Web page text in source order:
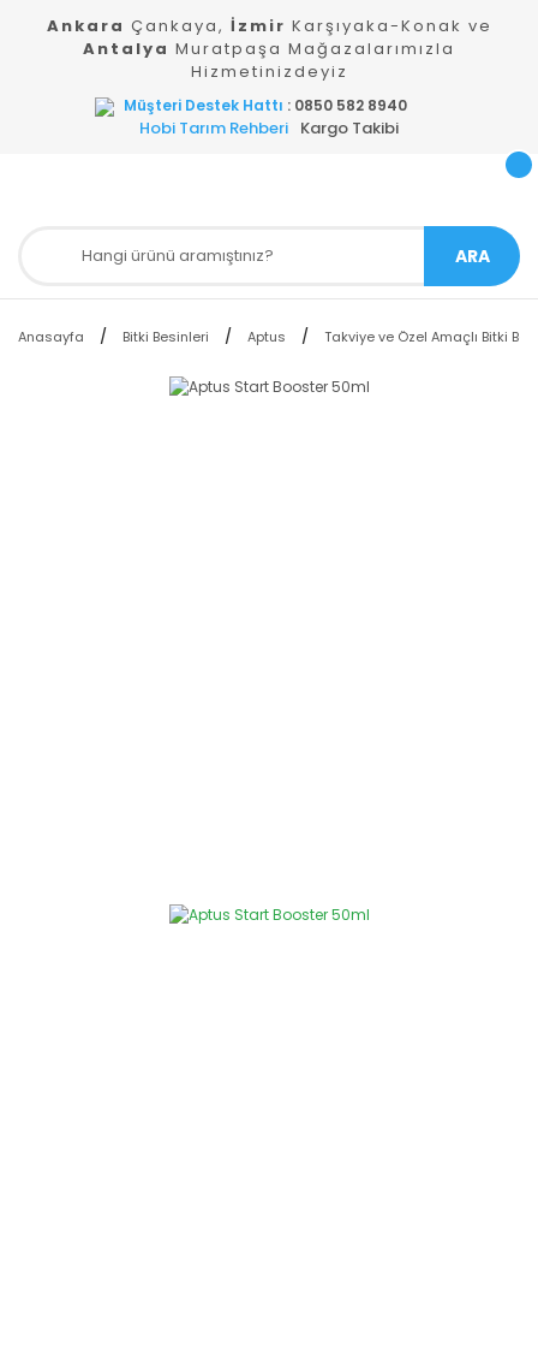
Ankara Çankaya, İzmir Karşıyaka-Konak ve
Antalya Muratpaşa Mağazalarımızla
Hizmetinizdeyiz
Müşteri Destek Hattı : 0850 582 8940
Hobi Tarım Rehberi Kargo Takibi
ARA
Anasayfa Bitki Besinleri Aptus Takviye ve Özel Amaçlı Bitki